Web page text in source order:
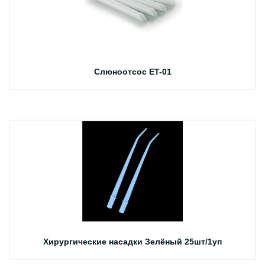
Слюноотсос ET-01
Хирургические насадки Зелёный 25шт/1уп